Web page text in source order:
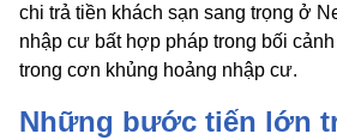
chi trả tiền khách sạn sang trọng ở
nhập cư bất hợp pháp trong bối
trong cơn khủng hoảng nhập cư.
Những bước tiến lớn